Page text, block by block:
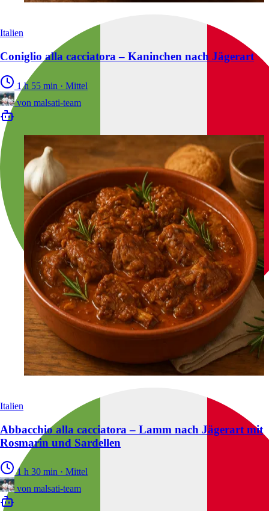
Italien
Coniglio alla cacciatora – Kaninchen nach Jägerart
1 h 55 min · Mittel
von malsati-team
Italien
Abbacchio alla cacciatora – Lamm nach Jägerart mit
Rosmarin und Sardellen
1 h 30 min · Mittel
von malsati-team